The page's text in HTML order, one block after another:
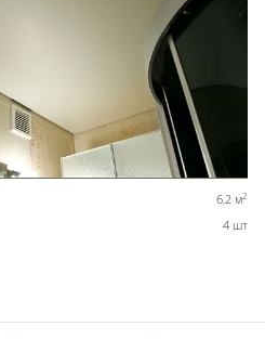
6,2 м2
4 шт